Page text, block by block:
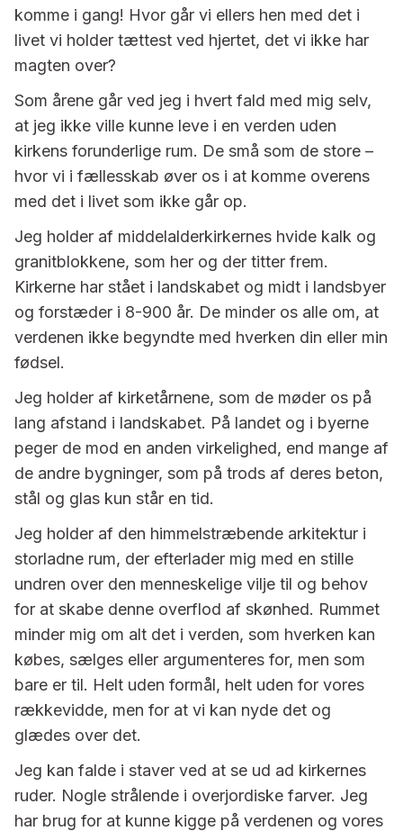
komme i gang! Hvor går vi ellers hen med det i
livet vi holder tættest ved hjertet, det vi ikke har
magten over?
Som årene går ved jeg i hvert fald med mig selv,
at jeg ikke ville kunne leve i en verden uden
kirkens forunderlige rum. De små som de store –
hvor vi i fællesskab øver os i at komme overens
med det i livet som ikke går op.
Jeg holder af middelalderkirkernes hvide kalk og
granitblokkene, som her og der titter frem.
Kirkerne har stået i landskabet og midt i landsbyer
og forstæder i 8-900 år. De minder os alle om, at
verdenen ikke begyndte med hverken din eller min
fødsel.
Jeg holder af kirketårnene, som de møder os på
lang afstand i landskabet. På landet og i byerne
peger de mod en anden virkelighed, end mange af
de andre bygninger, som på trods af deres beton,
stål og glas kun står en tid.
Jeg holder af den himmelstræbende arkitektur i
storladne rum, der efterlader mig med en stille
undren over den menneskelige vilje til og behov
for at skabe denne overflod af skønhed. Rummet
minder mig om alt det i verden, som hverken kan
købes, sælges eller argumenteres for, men som
bare er til. Helt uden formål, helt uden for vores
rækkevidde, men for at vi kan nyde det og
glædes over det.
Jeg kan falde i staver ved at se ud ad kirkernes
ruder. Nogle strålende i overjordiske farver. Jeg
har brug for at kunne kigge på verdenen og vores